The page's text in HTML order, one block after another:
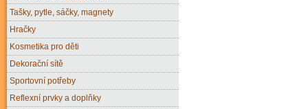
Tašky, pytle, sáčky, magnety
Hračky
Kosmetika pro děti
Dekorační sítě
Sportovní potřeby
Reflexní prvky a doplňky